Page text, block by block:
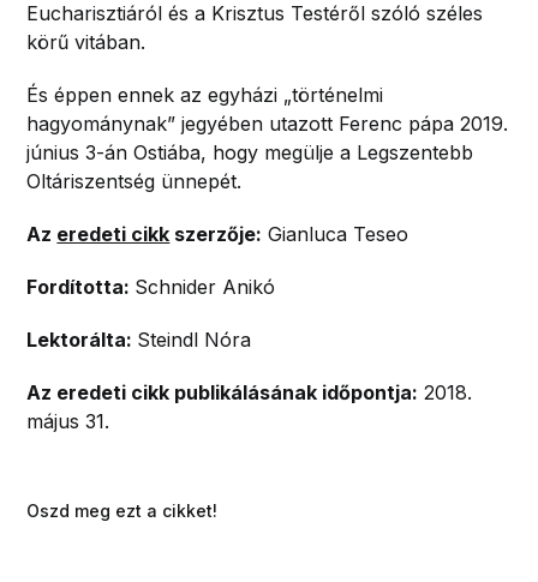
Eucharisztiáról és a Krisztus Testéről szóló széles
körű vitában.
És éppen ennek az egyházi „történelmi
hagyománynak” jegyében utazott Ferenc pápa 2019.
június 3-án Ostiába, hogy megülje a Legszentebb
Oltáriszentség ünnepét.
Az eredeti cikk szerzője: Gianluca Teseo
Fordította: Schnider Anikó
Lektorálta: Steindl Nóra
Az eredeti cikk publikálásának időpontja: 2018.
május 31.
Oszd meg ezt a cikket!